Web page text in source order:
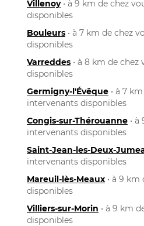
Villenoy• à 9 km de chez
disponibles
Bouleurs • à 7 km de chez
disponibles
Varreddes • à 8 km de chez
disponibles
Germigny-l'Évêque • à 7
intervenants disponibles
Congis-sur-Thérouanne •
intervenants disponibles
Saint-Jean-les-Deux-
intervenants disponibles
Mareuil-lès-Meaux • à 9 km
disponibles
Villiers-sur-Morin • à 9 km
disponibles